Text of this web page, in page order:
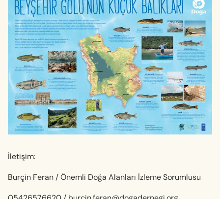
İletişim:
Burçin Feran / Önemli Doğa Alanları İzleme Sorumlusu